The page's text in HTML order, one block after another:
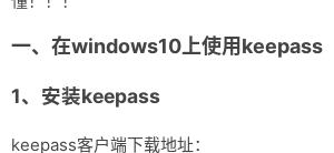
一、在windows10上使用keepass
1、安装keepass
keepass客户端下载地址：